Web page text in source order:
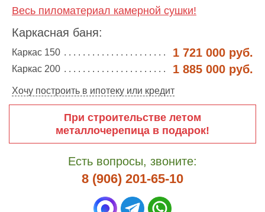
Весь пиломатериал камерной сушки!
Каркасная баня:
Каркас 150 1 721 000 руб.
Каркас 200 1 885 000 руб.
Хочу построить в ипотеку или кредит
При строительстве летом
металлочерепица в подарок!
Есть вопросы, звоните:
8 (906) 201-65-10